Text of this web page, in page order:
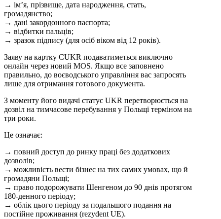
→ ім’я, прізвище, дата народження, стать,
громадянство;
→ дані закордонного паспорта;
→ відбитки пальців;
→ зразок підпису (для осіб віком від 12 років).
Заяву на картку CUKR подаватиметься виключно
онлайн через новий MOS. Якщо все заповнено
правильно, до воєводського управління вас запросять
лише для отримання готового документа.
З моменту його видачі статус UKR перетворюється на
дозвіл на тимчасове перебування у Польщі терміном на
три роки.
Це означає:
→ повний доступ до ринку праці без додаткових
дозволів;
→ можливість вести бізнес на тих самих умовах, що й
громадяни Польщі;
→ право подорожувати Шенгеном до 90 днів протягом
180-денного періоду;
→ облік цього періоду за подальшого подання на
постійне проживання (rezydent UE).